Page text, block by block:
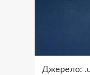
Джерело: